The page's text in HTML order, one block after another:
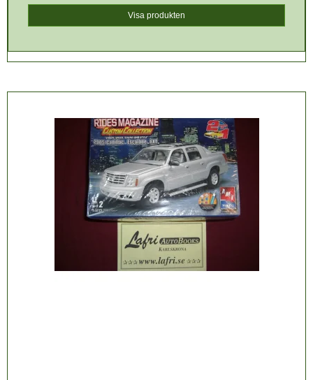
Visa produkten